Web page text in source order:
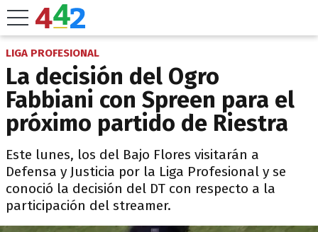
LIGA PROFESIONAL
La decisión del Ogro
Fabbiani con Spreen para el
próximo partido de Riestra
Este lunes, los del Bajo Flores visitarán a
Defensa y Justicia por la Liga Profesional y se
conoció la decisión del DT con respecto a la
participación del streamer.